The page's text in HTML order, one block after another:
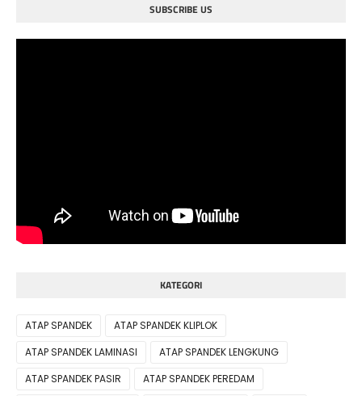
SUBSCRIBE US
KATEGORI
ATAP SPANDEK
ATAP SPANDEK KLIPLOK
ATAP SPANDEK LAMINASI
ATAP SPANDEK LENGKUNG
ATAP SPANDEK PASIR
ATAP SPANDEK PEREDAM